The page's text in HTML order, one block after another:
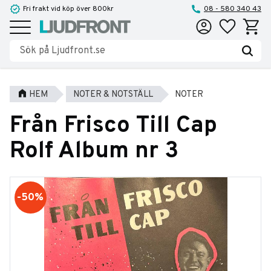
Meny
Fri frakt vid köp över 800kr 08 - 580 340 43
Favoriter
HEM NOTER & NOTSTÄLL NOTER
Från Frisco Till Cap
Rolf Album nr 3
50%